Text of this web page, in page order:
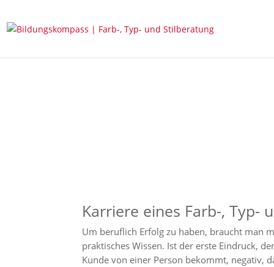
Karriere eines Farb-, Typ-
Um beruflich Erfolg zu haben, braucht man
praktisches Wissen. Ist der erste Eindruck,
Kunde von einer Person bekommt, negativ,